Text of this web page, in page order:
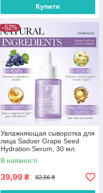
Купити
–52%
Увлажняющая сыворотка для
лица Sadoer Grape Seed
Hydration Serum, 30 мл.
В наявності
39,99 ₴ 82,56 ₴